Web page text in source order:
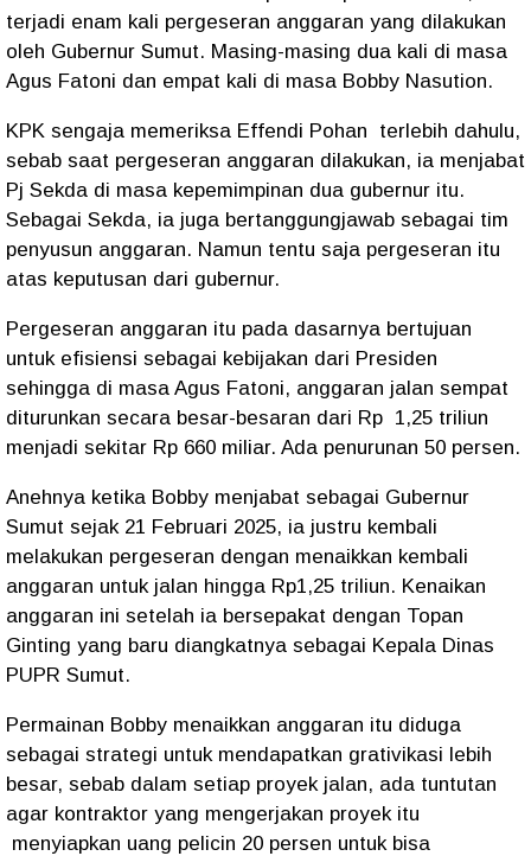
terjadi enam kali pergeseran anggaran yang dilakukan
oleh Gubernur Sumut. Masing-masing dua kali di masa
Agus Fatoni dan empat kali di masa Bobby Nasution.
KPK sengaja memeriksa Effendi Pohan terlebih dahulu,
sebab saat pergeseran anggaran dilakukan, ia menjabat
Pj Sekda di masa kepemimpinan dua gubernur itu.
Sebagai Sekda, ia juga bertanggungjawab sebagai tim
penyusun anggaran. Namun tentu saja pergeseran itu
atas keputusan dari gubernur.
Pergeseran anggaran itu pada dasarnya bertujuan
untuk efisiensi sebagai kebijakan dari Presiden
sehingga di masa Agus Fatoni, anggaran jalan sempat
diturunkan secara besar-besaran dari Rp 1,25 triliun
menjadi sekitar Rp 660 miliar. Ada penurunan 50 persen.
Anehnya ketika Bobby menjabat sebagai Gubernur
Sumut sejak 21 Februari 2025, ia justru kembali
melakukan pergeseran dengan menaikkan kembali
anggaran untuk jalan hingga Rp1,25 triliun. Kenaikan
anggaran ini setelah ia bersepakat dengan Topan
Ginting yang baru diangkatnya sebagai Kepala Dinas
PUPR Sumut.
Permainan Bobby menaikkan anggaran itu diduga
sebagai strategi untuk mendapatkan grativikasi lebih
besar, sebab dalam setiap proyek jalan, ada tuntutan
agar kontraktor yang mengerjakan proyek itu
menyiapkan uang pelicin 20 persen untuk bisa